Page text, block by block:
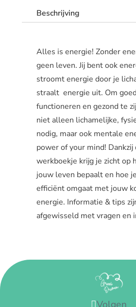
energie
PDF
Beschrijving
Alles is energie! Zonder
geen leven. Jij bent ook
stroomt energie door je
straalt energie uit. Om
functioneren en gezond te
niet alleen lichamelijke,
nodig, maar ook mentale
power of your mind! Dankzij
werkboekje krijg je zicht op
jouw leven bepaalt en hoe
efficiënt omgaat met jouw
energie. Informatie & tips
afgewisseld met vragen en